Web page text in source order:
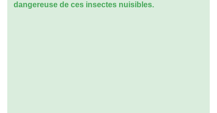
dangereuse de ces insectes nuisibles.